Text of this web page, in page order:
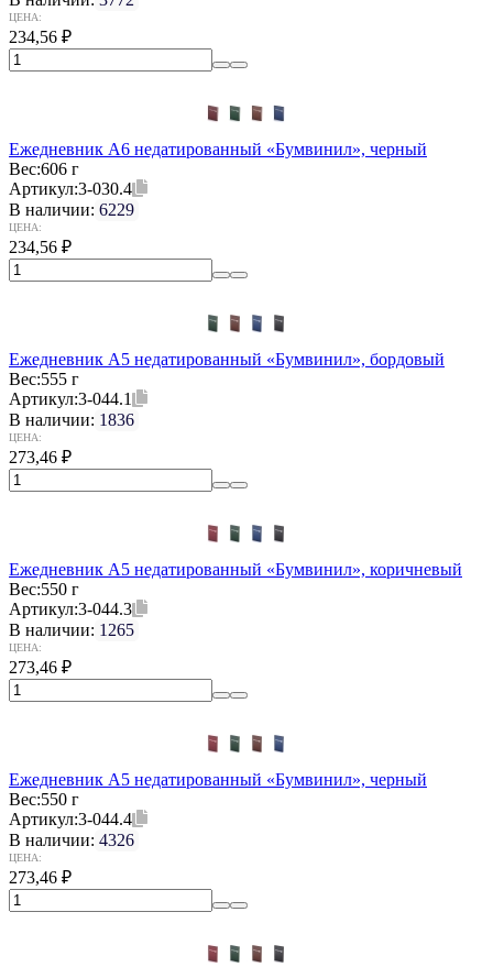
ЦЕНА:
234,56 ₽
Ежедневник А6 недатированный «Бумвинил», черный
Вес:606 г
Артикул:3-030.4
В наличии: 6229
ЦЕНА:
234,56 ₽
Ежедневник А5 недатированный «Бумвинил», бордовый
Вес:555 г
Артикул:3-044.1
В наличии: 1836
ЦЕНА:
273,46 ₽
Ежедневник А5 недатированный «Бумвинил», коричневый
Вес:550 г
Артикул:3-044.3
В наличии: 1265
ЦЕНА:
273,46 ₽
Ежедневник А5 недатированный «Бумвинил», черный
Вес:550 г
Артикул:3-044.4
В наличии: 4326
ЦЕНА:
273,46 ₽